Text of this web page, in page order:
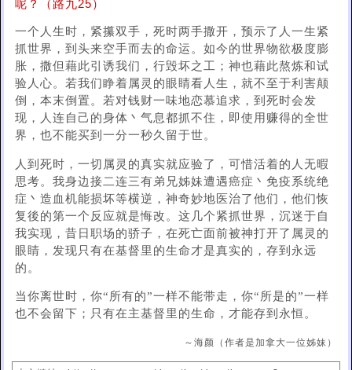
呢？（路九25）
一个人生时，紧攥双手，死时两手撒开，预示了人一生紧
抓世界，到头来空手而去的命运。如今的世界物欲极度膨
胀，撒但藉此引诱我们，行毁坏之工；神也藉此熬炼和试
验人心。若我们睁着属灵的眼睛看人生，就不至于利害颠
倒，本末倒置。若对钱财一味地恋慕追求，到死时会发
现，人连自己的身体丶气息都抓不住，即使用赚得的全世
界，也不能买到一分一秒久留于世。
人到死时，一切属灵的真实就应验了，可惜活着的人无暇
思考。我身边接二连三有弟兄姊妹遭遇癌症丶免疫系统绝
症丶造血机能损坏等横逆，神奇妙地医治了他们，他们恢
复後的第一个反应就是悔改。这几个紧抓世界，沉迷于自
我实现，昔日职场的骄子，在死亡面前被神打开了属灵的
眼睛，发现只有在基督里的生命才是真实的，存到永远
的。
当你离世时，你“所有的”一样不能带走，你“所是的”一样
也不会留下；只有在主基督里的生命，才能存到永恒。
～海颜（作者是加拿大一位姊妹）